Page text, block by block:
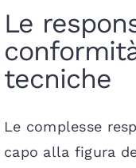
Le
tecniche
Le complesse
capo alla figura